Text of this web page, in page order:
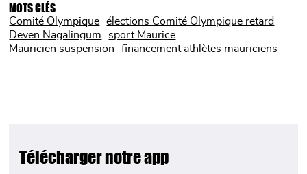
MOTS CLÉS
Comité Olympique
élections Comité Olympique retard
Deven Nagalingum
sport Maurice
Mauricien suspension
financement athlètes mauriciens
Télécharger notre app